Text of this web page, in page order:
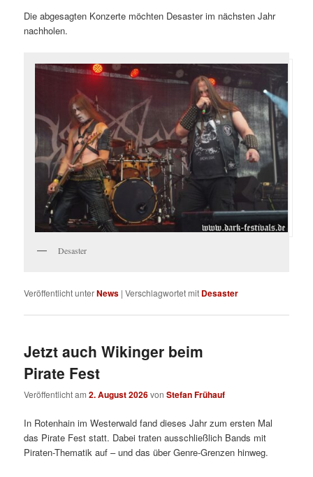
Die abgesagten Konzerte möchten Desaster im nächsten Jahr
nachholen.
Desaster
Veröffentlicht unterNews |Verschlagwortet mit Desaster
Jetzt auch Wikinger beim
Pirate Fest
Veröffentlicht am2. August 2026vonStefan Frühauf
In Rotenhain im Westerwald fand dieses Jahr zum ersten Mal
das Pirate Fest statt. Dabei traten ausschließlich Bands mit
Piraten-Thematik auf – und das über Genre-Grenzen hinweg.